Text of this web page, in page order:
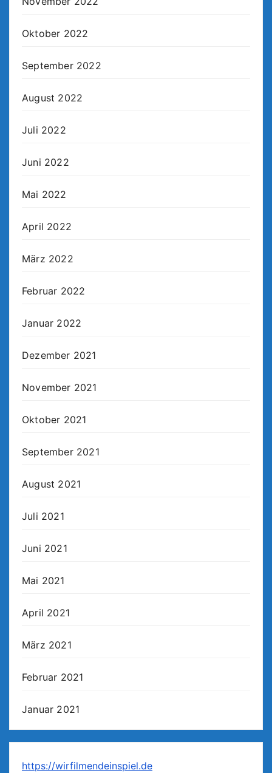
Oktober 2022
September 2022
August 2022
Juli 2022
Juni 2022
Mai 2022
April 2022
März 2022
Februar 2022
Januar 2022
Dezember 2021
November 2021
Oktober 2021
September 2021
August 2021
Juli 2021
Juni 2021
Mai 2021
April 2021
März 2021
Februar 2021
Januar 2021
https://wirfilmendeinspiel.de